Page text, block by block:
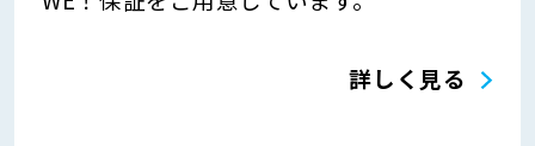
詳しく見る